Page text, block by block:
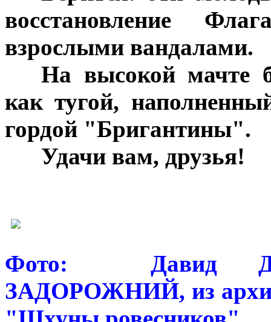
восстановление
взрослыми вандалами.
На высокой мачте
как тугой,
гордой "Бригантины".
Удачи вам, друзья!
Фото: Давид
ЗАДОРОЖНИЙ, из